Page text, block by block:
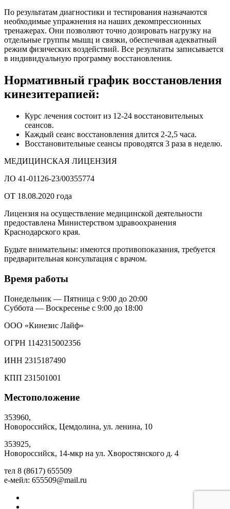
По результатам диагностики и тестирования назначаются
необходимые упражнения на наших декомпрессионных
тренажерах. Они позволяют точно дозировать нагрузку на
отдельные группы мышц и связки, обеспечивая адекватный
режим физических воздействий. Все результаты записывается
в индивидуальную программу восстановления.
Нормативный график восстановления
кинезитерапией:
Курс лечения состоит из 12-24 восстановительных
сеансов.
Каждый сеанс восстановления длится 2-2,5 часа.
Восстановительные сеансы проводятся 3 раза в неделю.
МЕДИЦИНСКАЯ ЛИЦЕНЗИЯ
ЛО 41-01126-23/00355774
ОТ 18.08.2020 года
Лицензия на осуществление медицинской деятельности
предоставлена Министерством здравоохранения
Краснодарского края.
Будьте внимательны: имеются противопоказания, требуется
предварительная консультация с врачом.
Время работы
Понедельник — Пятница с 9:00 до 20:00
Суббота — Воскресенье с 9:00 до 18:00
ООО «Кинезис Лайф»
ОГРН 1142315002356
ИНН 2315187490
КПП 231501001
Местоположение
353960,
Новороссийск, Цемдолина, ул. ленина, 10
353925,
Новороссийск, 14-мкр на ул. Хворостянского д. 4
тел 8 (8617) 655509
е-мейл: 655509@mail.ru